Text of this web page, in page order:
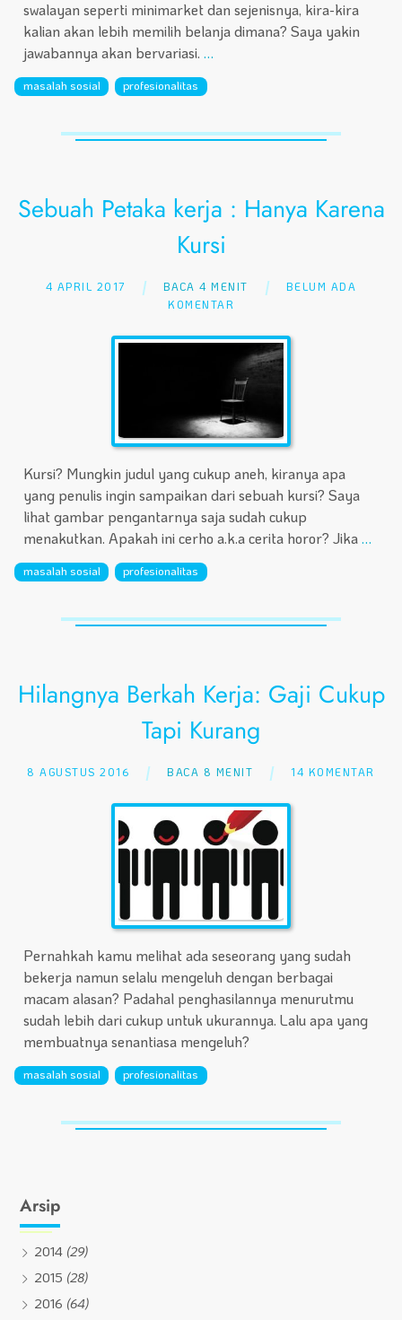
swalayan seperti minimarket dan sejenisnya, kira-kira
kalian akan lebih memilih belanja dimana? Saya yakin
jawabannya akan bervariasi. …
masalah sosial profesionalitas
Sebuah Petaka kerja : Hanya Karena
Kursi
4 APRIL 2017 BACA 4 MENIT
BELUM ADA
KOMENTAR
Kursi? Mungkin judul yang cukup aneh, kiranya apa
yang penulis ingin sampaikan dari sebuah kursi? Saya
lihat gambar pengantarnya saja sudah cukup
menakutkan. Apakah ini cerho a.k.a cerita horor? Jika…
masalah sosial profesionalitas
Hilangnya Berkah Kerja: Gaji Cukup
Tapi Kurang
8 AGUSTUS 2016 BACA 8 MENIT 14 KOMENTAR
Pernahkah kamu melihat ada seseorang yang sudah
bekerja namun selalu mengeluh dengan berbagai
macam alasan? Padahal penghasilannya menurutmu
sudah lebih dari cukup untuk ukurannya. Lalu apa yang
membuatnya senantiasa mengeluh?
masalah sosial profesionalitas
Arsip
2014 (29)
2015 (28)
2016 (64)